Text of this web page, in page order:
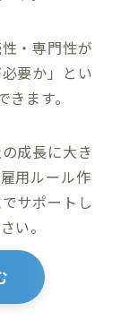
・専門性が
要か」とい
ます。
成長に大き
用ルール作
サポートし
い。